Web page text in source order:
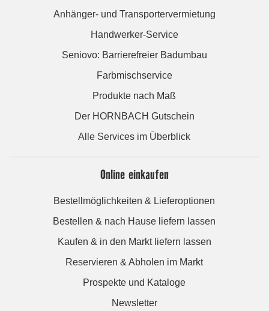
Anhänger- und Transportervermietung
Handwerker-Service
Seniovo: Barrierefreier Badumbau
Farbmischservice
Produkte nach Maß
Der HORNBACH Gutschein
Alle Services im Überblick
Online einkaufen
Bestellmöglichkeiten & Lieferoptionen
Bestellen & nach Hause liefern lassen
Kaufen & in den Markt liefern lassen
Reservieren & Abholen im Markt
Prospekte und Kataloge
Newsletter